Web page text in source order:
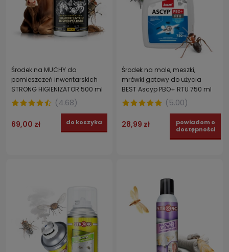
Środek na MUCHY do
pomieszczeń inwentarskich
STRONG HIGIENIZATOR 500 ml
(4.68)
69,00 zł do koszyka
Środek na mole, meszki,
mrówki gotowy do użycia
BEST Ascyp PBO+ RTU 750 ml
(5.00)
28,99 zł
powiadom o
dostępności